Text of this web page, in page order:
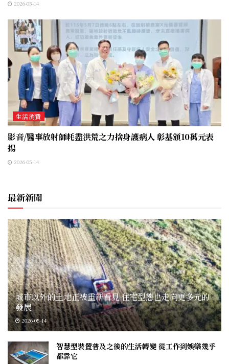
2026-05-14
生活消費
影音/醫事放射師耗盡洪荒之力捨身護病人 彰基頒10萬元表
揚
2026-05-14
最新新聞
城市以外的土地正被重新看見 住宅型態也走向更多元的
發展
2026-05-14
智慧型裝置普及之後的生活轉變 從工作到娛樂幾乎
都靠它